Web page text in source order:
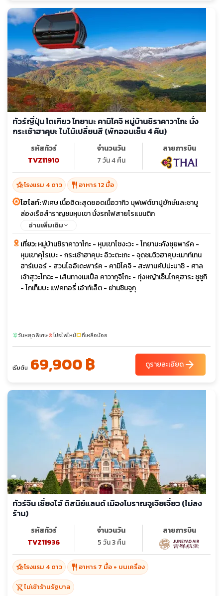
ทัวร์ญี่ปุ่น โตเกียว โทยามะ คามิโคจิ หมู่บ้านชิราคาวาโกะ นั่ง
กระเช้าฮาคุบะ ใบไม้เปลี่ยนสี (พักออนเซ็น 4 คืน)
รหัสทัวร์
TVZ11910
จำนวนวัน
7 วัน 4 คืน
สายการบิน
hotel_classโรงแรม 4 ดาว restaurant อาหาร 12 มื้อ
ไฮไลท์:พิเศษ เนื้อฮิดะสุดยอดเนื้อวากิว บุฟเฟต์ขาปูยักษ์และชาบู
ล่องเรือสำราญชมหุบเขา นั่งรถไฟสายโรแมนติก
อ่านเพิ่มเติม
เที่ยว:หมู่บ้านชิราคาวาโกะ - หุบเขาโชงะวะ - โทยามะคังซุยพาร์ค -
หุบเขาคุโรเบะ - กระเช้าฮาคุบะ อิวะตะเกะ - จุดชมวิวฮาคุบะเมาท์เทน
ฮาร์เบอร์ - สวนโออิเดะพาร์ค - คามิโคจิ - สะพานคัปปะบาชิ - ศาล
เจ้าสุวะไทฉะ - เส้นทางเมเปิ้ล คาวากูจิโกะ - ทุ่งหญ้าเซ็นโกคุฮาระ ซูซูกิ
- โกเท็มบะ แฟคทอรี่ เอ้าท์เล็ต - ย่านชินจูกุ
sunnyวันหยุดพิเศษlocal_fire_departmentโปรไฟไหม้confirmation_numberที่เหลือน้อย
เริ่มต้น 69,900 ฿ ดูรายละเอียดarrow_forward
ทัวร์จีน เซี่ยงไฮ้ ดิสนีย์แลนด์ เมืองโบราณจูเจียเจี่ยว (ไม่ลง
ร้าน)
รหัสทัวร์
TVZ11936
จำนวนวัน
5 วัน 3 คืน
สายการบิน
hotel_classโรงแรม 4 ดาว restaurant อาหาร 7 มื้อ + บนเครื่อง
shopping_cart_offไม่เข้าร้านรัฐบาล